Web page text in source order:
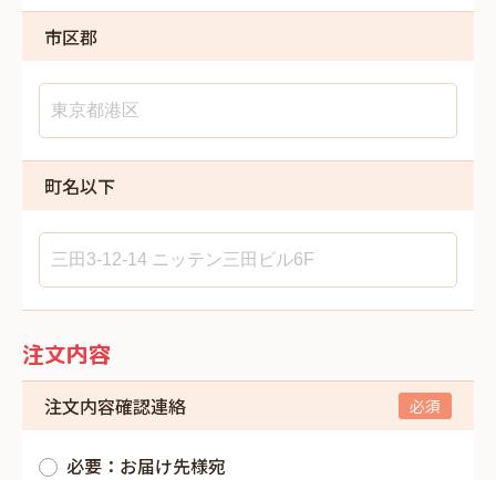
市区郡
町名以下
注文内容
注文内容確認連絡
必要：お届け先様宛